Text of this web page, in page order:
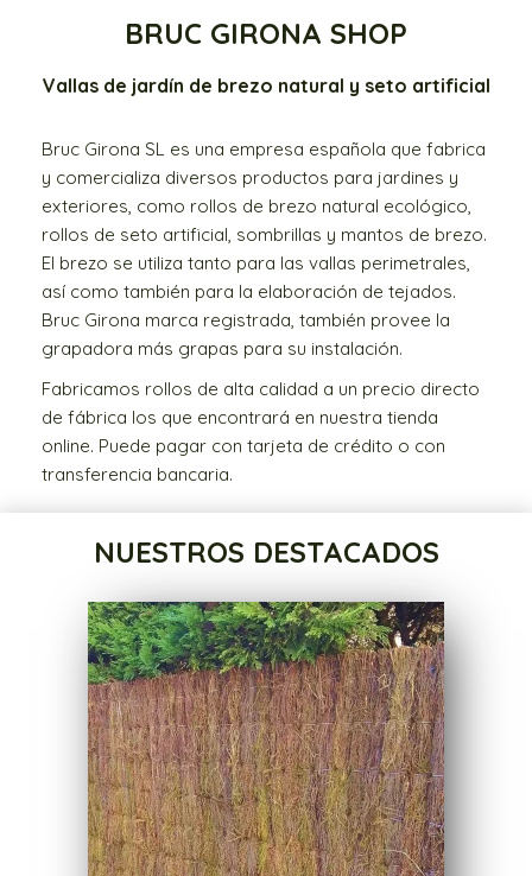
BRUC GIRONA SHOP
Vallas de jardín de brezo natural y seto artificial
Bruc Girona SL es una empresa española que fabrica
y comercializa diversos productos para jardines y
exteriores, como rollos de brezo natural ecológico,
rollos de seto artificial, sombrillas y mantos de brezo.
El brezo se utiliza tanto para las vallas perimetrales,
así como también para la elaboración de tejados.
Bruc Girona marca registrada, también provee la
grapadora más grapas para su instalación.
Fabricamos rollos de alta calidad a un precio directo
de fábrica los que encontrará en nuestra tienda
online. Puede pagar con tarjeta de crédito o con
transferencia bancaria.
NUESTROS DESTACADOS